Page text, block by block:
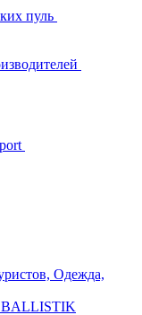
пуль
Одежда,
BALLISTIK